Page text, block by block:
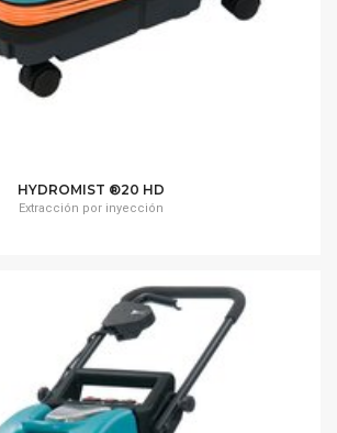
HYDROMIST ®20 HD
Extracción por inyección